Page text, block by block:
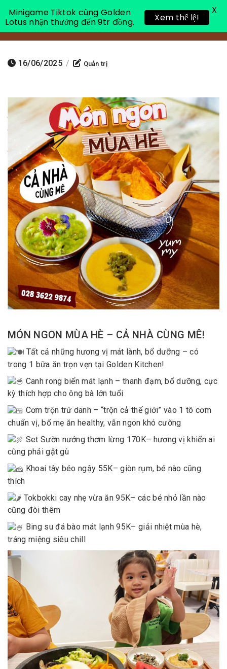
Toggle
16/06/2025 / Quản trị
MÓN NGON MÙA HÈ – CẢ NHÀ CÙNG MÊ!
Tất cả những hương vị mát lành, bổ dưỡng – có
trong 1 bữa ăn trọn vẹn tại Golden Kitchen!
Canh rong biển mát lạnh – thanh đạm, bổ dưỡng, cực
kỳ thích hợp cho ông bà lớn tuổi
Cơm trộn trứ danh – “trộn cả thế giới” vào 1 tô cơm
chuẩn vị, bố mẹ ăn healthy, vẫn ngon khó cưỡng
Set Sườn nướng thơm lừng 170K– hương vị khiến ai
cũng phải gật gù
Khoai tây béo ngậy 55K– giòn rụm, bé nào cũng
thích
Tokbokki cay nhẹ vừa ăn95K– các bé nhỏ lần nào
cũng đòi thêm
Bing su đá bào mát lạnh95K– giải nhiệt mùa hè,
tráng miệng siêu chill
Minigame Tiktok cùng Golden
Lotus nhận thưởng đến 9tr đồng.
Xem thể lệ!
X